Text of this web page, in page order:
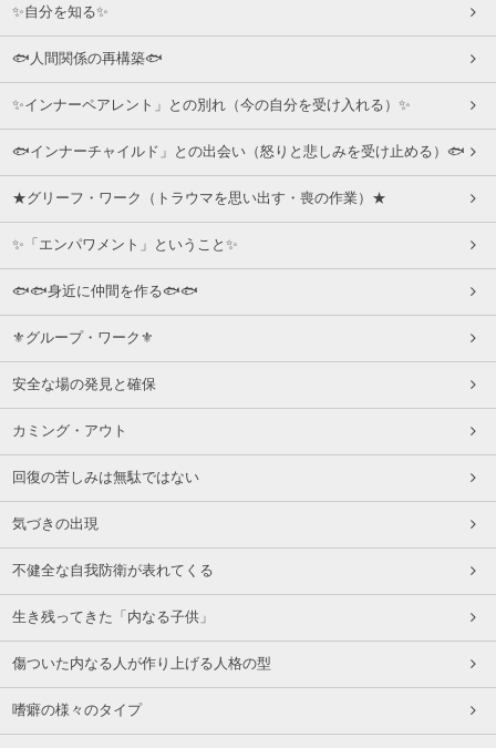
✨自分を知る✨
🐟人間関係の再構築🐟
✨インナーペアレント」との別れ（今の自分を受け入れる）✨
🐟インナーチャイルド」との出会い（怒りと悲しみを受け止める）🐟
★グリーフ・ワーク（トラウマを思い出す・喪の作業）★
✨「エンパワメント」ということ✨
🐟🐟身近に仲間を作る🐟🐟
⚜グループ・ワーク⚜
安全な場の発見と確保
カミング・アウト
回復の苦しみは無駄ではない
気づきの出現
不健全な自我防衛が表れてくる
生き残ってきた「内なる子供」
傷ついた内なる人が作り上げる人格の型
嗜癖の様々のタイプ